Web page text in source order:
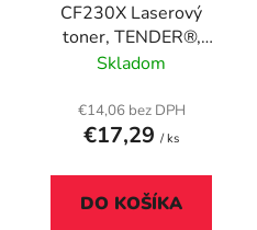
CF230X Laserový
toner, TENDER®,
čierny, 3,5k
Skladom
€14,06 bez DPH
€17,29 / ks
DO KOŠÍKA